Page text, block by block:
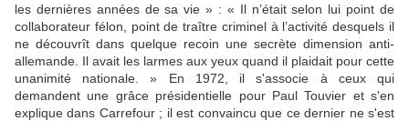
les dernières années de sa vie » : « Il n’était selon lui point de
collaborateur félon, point de traître criminel à l’activité desquels il
ne découvrît dans quelque recoin une secrète dimension anti-
allemande. Il avait les larmes aux yeux quand il plaidait pour cette
unanimité nationale. » En 1972, il s'associe à ceux qui
demandent une grâce présidentielle pour Paul Touvier et s'en
explique dans Carrefour ; il est convaincu que ce dernier ne s'est